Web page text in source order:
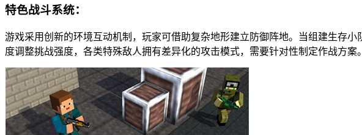
特色战斗系统：
游戏采用创新的环境互动机制，玩家可借助复杂地形建立防御阵地。当组建生存
度调整挑战强度，各类特殊敌人拥有差异化的攻击模式，需要针对性制定作战方